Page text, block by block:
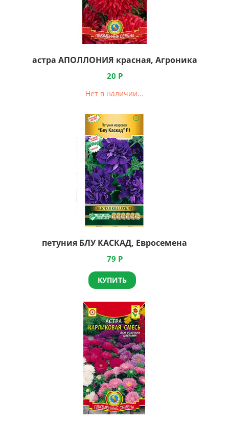
астра АПОЛЛОНИЯ красная, Агроника
20 Р
Нет в наличии...
петуния БЛУ КАСКАД, Евросемена
79 Р
КУПИТЬ